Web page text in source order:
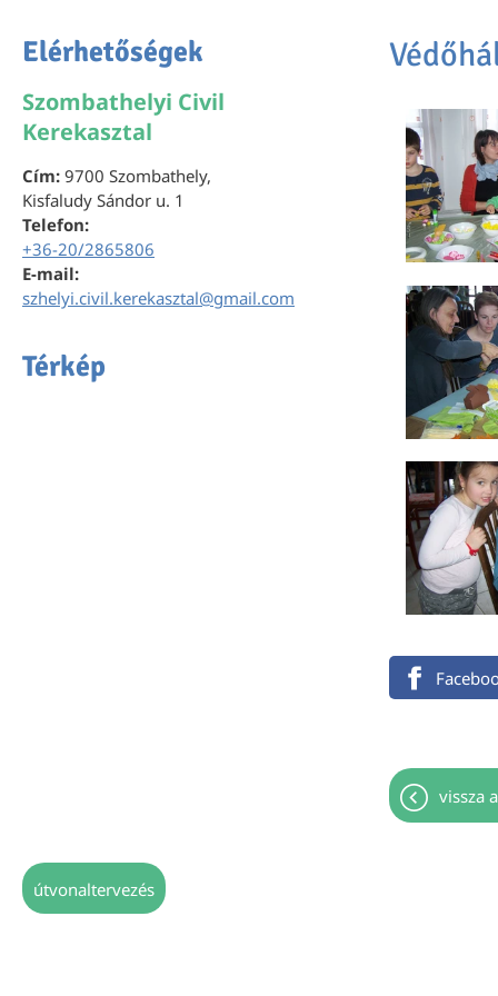
Elérhetőségek
Szombathelyi Civil
Kerekasztal
Cím: 9700 Szombathely,
Kisfaludy Sándor u. 1
Telefon:
+36-20/2865806
E-mail:
szhelyi.civil.kerekasztal@gmail.com
Térkép
útvonaltervezés
vissza